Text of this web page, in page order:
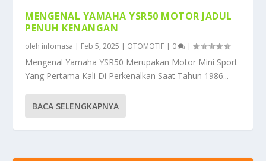
MENGENAL YAMAHA YSR50 MOTOR JADUL
PENUH KENANGAN
oleh infomasa | Feb 5, 2025 | OTOMOTIF | 0 |
Mengenal Yamaha YSR50 Merupakan Motor Mini Sport
Yang Pertama Kali Di Perkenalkan Saat Tahun 1986...
BACA SELENGKAPNYA